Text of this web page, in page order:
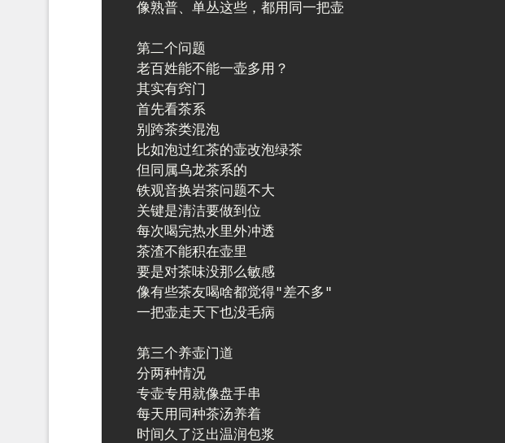
像熟普、单丛这些，都用同一把壶
第二个问题
老百姓能不能一壶多用？
其实有窍门
首先看茶系
别跨茶类混泡
比如泡过红茶的壶改泡绿茶
但同属乌龙茶系的
铁观音换岩茶问题不大
关键是清洁要做到位
每次喝完热水里外冲透
茶渣不能积在壶里
要是对茶味没那么敏感
像有些茶友喝啥都觉得"差不多"
一把壶走天下也没毛病
第三个养壶门道
分两种情况
专壶专用就像盘手串
每天用同种茶汤养着
时间久了泛出温润包浆